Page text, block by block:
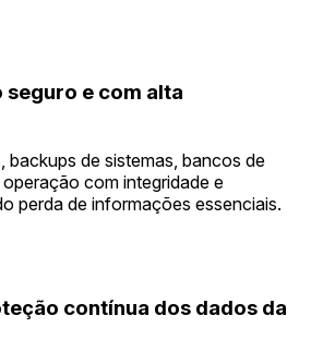
e com alta
backups de sistemas, bancos de
com integridade e
perda de informações essenciais.
contínua dos dados da